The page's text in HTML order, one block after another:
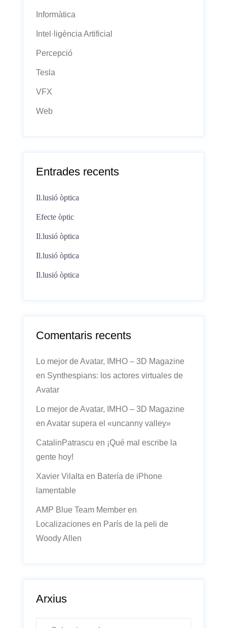
Informàtica
Intel·ligència Artificial
Percepció
Tesla
VFX
Web
Entrades recents
Il.lusió òptica
Efecte òptic
Il.lusió òptica
Il.lusió òptica
Il.lusió òptica
Comentaris recents
Lo mejor de Avatar, IMHO – 3D Magazine
en Synthespians: los actores virtuales de
Avatar
Lo mejor de Avatar, IMHO – 3D Magazine
en Avatar supera el «uncanny valley»
CatalinPatrascu en ¡Qué mal escribe la
gente hoy!
Xavier Vilalta en Batería de iPhone
lamentable
AMP Blue Team Member en
Localizaciones en París de la peli de
Woody Allen
Arxius